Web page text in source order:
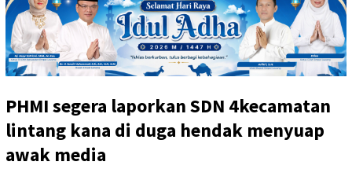
PHMI segera laporkan SDN 4kecamatan
lintang kana di duga hendak menyuap
awak media